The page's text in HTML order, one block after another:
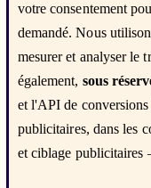
votre consentement
demandé. Nous
mesurer et analyser le
également, sous
et l'API de
publicitaires, dans les
et ciblage